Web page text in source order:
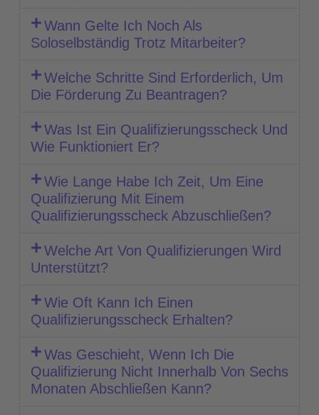
Wann Gelte Ich Noch Als
Soloselbständig Trotz Mitarbeiter?
Welche Schritte Sind Erforderlich, Um
Die Förderung Zu Beantragen?
Was Ist Ein Qualifizierungsscheck Und
Wie Funktioniert Er?
Wie Lange Habe Ich Zeit, Um Eine
Qualifizierung Mit Einem
Qualifizierungsscheck Abzuschließen?
Welche Art Von Qualifizierungen Wird
Unterstützt?
Wie Oft Kann Ich Einen
Qualifizierungsscheck Erhalten?
Was Geschieht, Wenn Ich Die
Qualifizierung Nicht Innerhalb Von Sechs
Monaten Abschließen Kann?